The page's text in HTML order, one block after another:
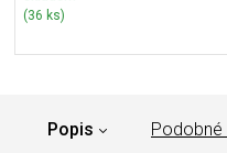
(36 ks)
Popis Podobné